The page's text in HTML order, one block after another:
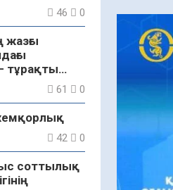
46 0
жазғы
– тұрақты
61 0
42 0
соттылық